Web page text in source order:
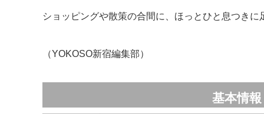
ショッピングや散策の合間に、ほっとひと息つき
（YOKOSO新宿編集部）
基本情報